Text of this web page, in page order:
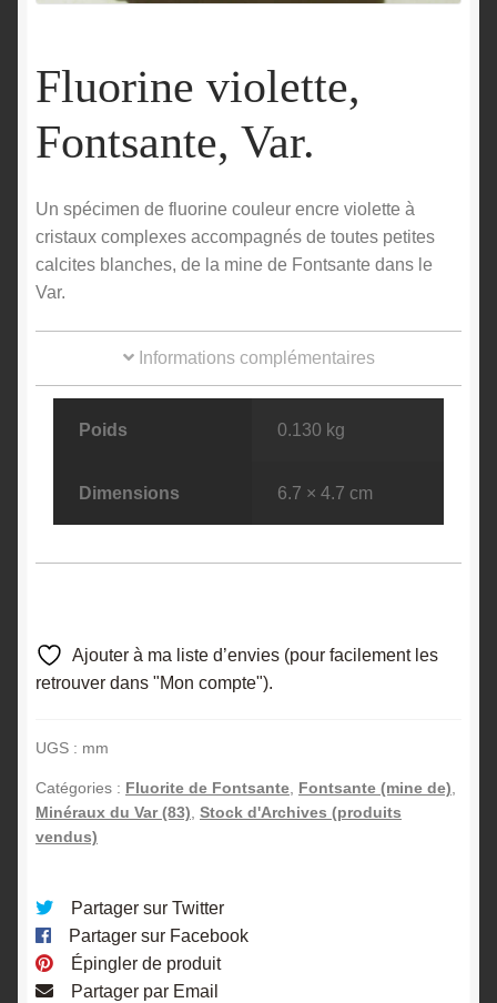
English
Fluorine violette,
Fontsante, Var.
Un spécimen de fluorine couleur encre violette à
cristaux complexes accompagnés de toutes petites
calcites blanches, de la mine de Fontsante dans le
Var.
Informations complémentaires
Poids 0.130 kg
Dimensions 6.7 × 4.7 cm
Ajouter à ma liste d’envies (pour facilement les
retrouver dans "Mon compte").
UGS : mm
Catégories : Fluorite de Fontsante Fontsante (mine de)
Minéraux du Var (83) Stock d'Archives (produits
vendus)
Partager sur Twitter
Partager sur Facebook
Épingler de produit
Partager par Email